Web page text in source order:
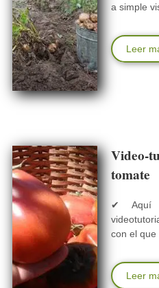
a simple
Leer
tomate
✔ Aquí
con el que
Leer